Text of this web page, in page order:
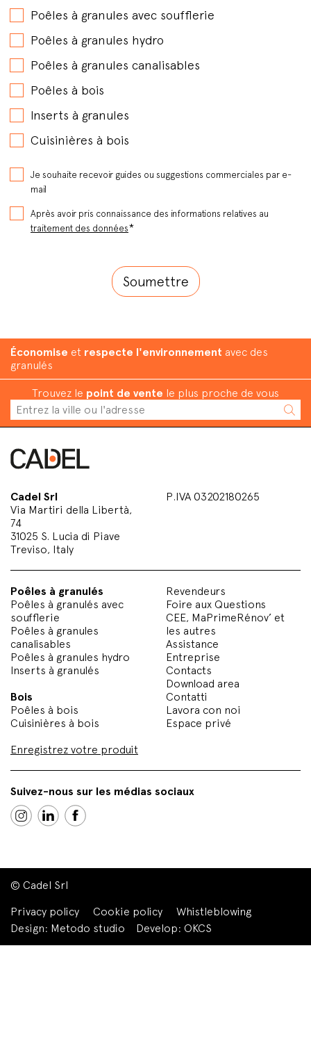
Poêles à granules avec soufflerie
Poêles à granules hydro
Poêles à granules canalisables
Poêles à bois
Inserts à granules
Cuisinières à bois
Je souhaite recevoir guides ou suggestions commerciales par e-
mail
Après avoir pris connaissance des informations relatives au
traitement des données*
Économise et respecte l'environnement avec des
granulés
Trouvez le point de vente le plus proche de vous
Cadel Srl
Via Martiri della Libertà,
74
31025 S. Lucia di Piave
Treviso, Italy
P.IVA 03202180265
Poêles à granulés
Poêles à granulés avec
soufflerie
Poêles à granules
canalisables
Poêles à granules hydro
Inserts à granulés
Bois
Poêles à bois
Cuisinières à bois
Enregistrez votre produit
Revendeurs
Foire aux Questions
CEE, MaPrimeRénov’ et
les autres
Assistance
Entreprise
Contacts
Download area
Contatti
Lavora con noi
Espace privé
Suivez-nous sur les médias sociaux
© Cadel Srl
Privacy policy
Cookie policy
Whistleblowing
Design: Metodo studio Develop: OKCS